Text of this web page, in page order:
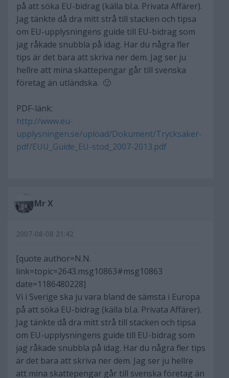
på att söka EU-bidrag (källa bl.a. Privata Affärer).
Jag tänkte då dra mitt strå till stacken och tipsa
om EU-upplysningens guide till EU-bidrag som
jag råkade snubbla på idag. Har du några fler
tips är det bara att skriva ner dem. Jag ser ju
hellre att mina skattepengar går till svenska
företag än utländska. 🙂
PDF-länk:
http://www.eu-
upplysningen.se/upload/Dokument/Trycksaker-
pdf/EUU_Guide_EU-stod_2007-2013.pdf
Mr X
2007-08-08 21:42
[quote author=N.N.
link=topic=2643.msg10863#msg10863
date=1186480228]
Vi i Sverige ska ju vara bland de sämsta i Europa
på att söka EU-bidrag (källa bl.a. Privata Affärer).
Jag tänkte då dra mitt strå till stacken och tipsa
om EU-upplysningens guide till EU-bidrag som
jag råkade snubbla på idag. Har du några fler tips
är det bara att skriva ner dem. Jag ser ju hellre
att mina skattepengar går till svenska företag än